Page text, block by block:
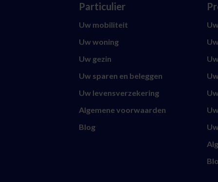
Particulier
Uw mobiliteit
Uw woning
Uw gezin
Uw sparen en beleggen
Uw levensverzekering
Algemene voorwaarden
Blog